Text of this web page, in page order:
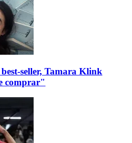
seller, Tamara Klink
comprar"